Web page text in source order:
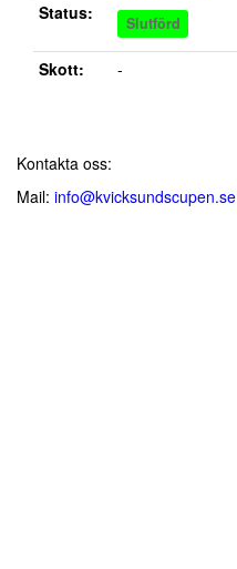
Status: Slutförd
Skott:
-
Kontakta oss:
Mail: info@kvicksundscupen.se